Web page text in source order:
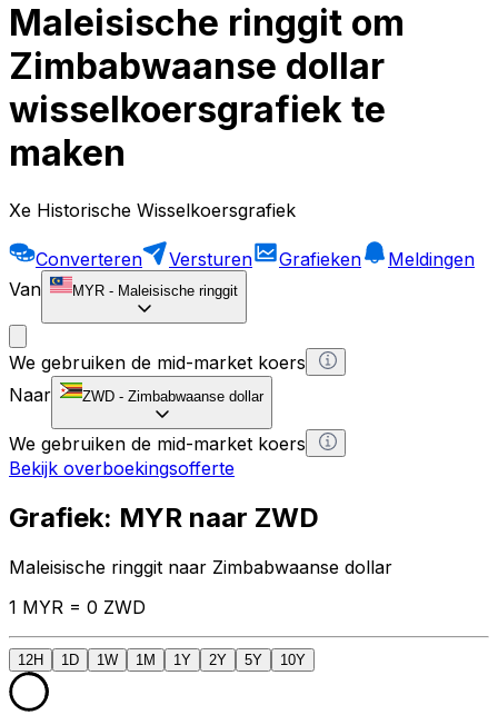
Maleisische ringgit om
Zimbabwaanse dollar
wisselkoersgrafiek te
maken
Xe Historische Wisselkoersgrafiek
Converteren Versturen Grafieken
Meldingen
Van
MYR - Maleisische ringgit
We gebruiken de mid-market koers
Naar
ZWD - Zimbabwaanse dollar
We gebruiken de mid-market koers
Bekijk overboekingsofferte
Grafiek: MYR naar ZWD
Maleisische ringgit naar Zimbabwaanse dollar
1 MYR = 0 ZWD
12H 1D 1W 1M 1Y 2Y 5Y 10Y